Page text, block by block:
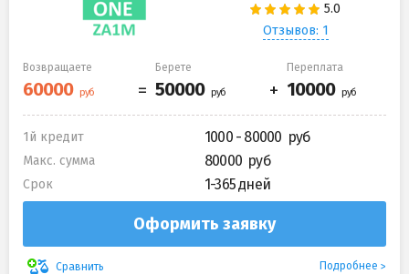
Отзывов: 1
Возвращаете Берете Переплата
1й кредит 1000 - 80000
Макс. сумма 80000
Срок 1-365 дней
Оформить заявку
Сравнить Подробнее